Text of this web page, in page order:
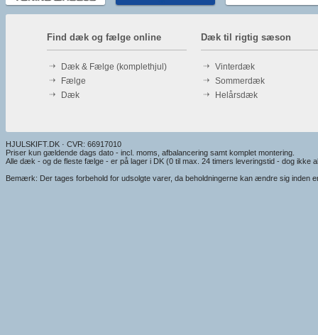
Find dæk og fælge online
Dæk & Fælge (komplethjul)
Fælge
Dæk
Dæk til rigtig sæson
Vinterdæk
Sommerdæk
Helårsdæk
HJULSKIFT.DK · CVR: 66917010
Priser kun gældende dags dato - incl. moms, afbalancering samt komplet montering.
Alle dæk - og de fleste fælge - er på lager i DK (0 til max. 24 timers leveringstid - dog ikke
Bemærk: Der tages forbehold for udsolgte varer, da beholdningerne kan ændre sig inden